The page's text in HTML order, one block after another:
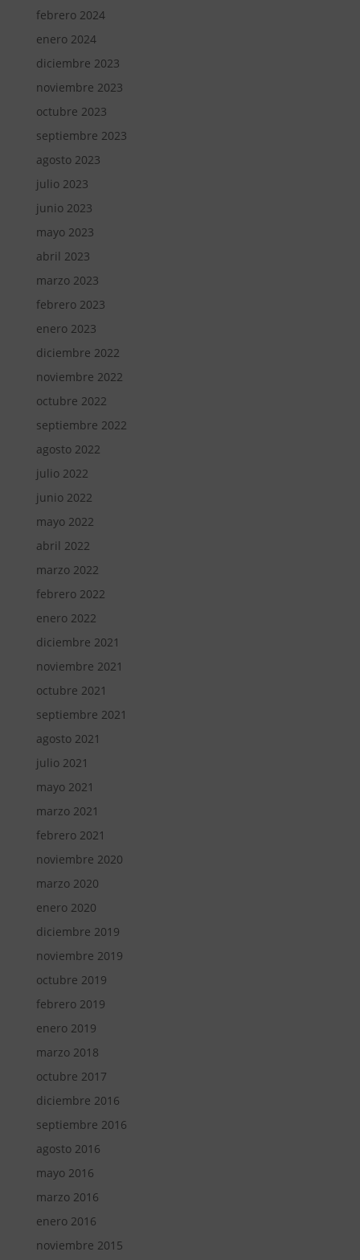
febrero 2024
enero 2024
diciembre 2023
noviembre 2023
octubre 2023
septiembre 2023
agosto 2023
julio 2023
junio 2023
mayo 2023
abril 2023
marzo 2023
febrero 2023
enero 2023
diciembre 2022
noviembre 2022
octubre 2022
septiembre 2022
agosto 2022
julio 2022
junio 2022
mayo 2022
abril 2022
marzo 2022
febrero 2022
enero 2022
diciembre 2021
noviembre 2021
octubre 2021
septiembre 2021
agosto 2021
julio 2021
mayo 2021
marzo 2021
febrero 2021
noviembre 2020
marzo 2020
enero 2020
diciembre 2019
noviembre 2019
octubre 2019
febrero 2019
enero 2019
marzo 2018
octubre 2017
diciembre 2016
septiembre 2016
agosto 2016
mayo 2016
marzo 2016
enero 2016
noviembre 2015